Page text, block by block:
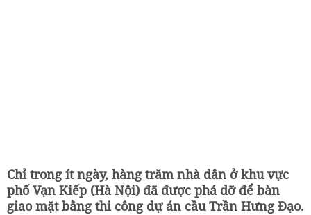
Chỉ trong ít ngày, hàng trăm nhà dân ở khu vực
phố Vạn Kiếp (Hà Nội) đã được phá dỡ để bàn
giao mặt bằng thi công dự án cầu Trần Hưng Đạo.